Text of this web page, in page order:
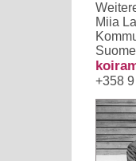
Miia
+358